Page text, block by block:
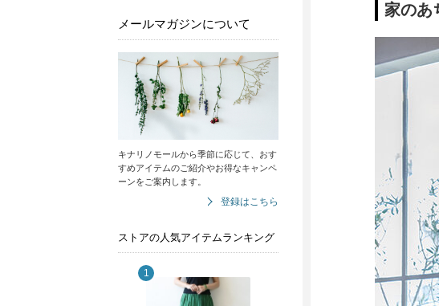
メールマガジンについて
キナリノモールから季節に応じて、おす
すめアイテムのご紹介やお得なキャンペ
ーンをご案内します。
登録はこちら
ストアの人気アイテムランキング
家のあ